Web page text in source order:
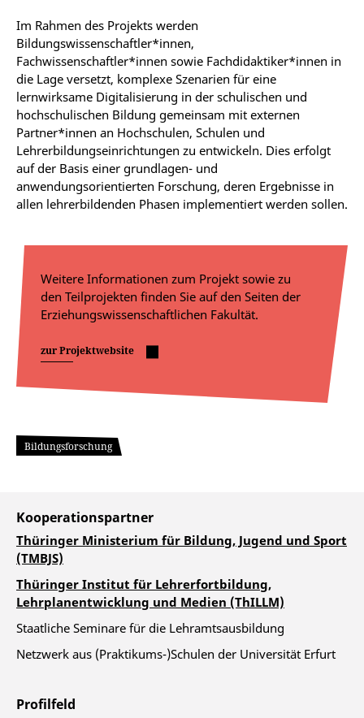
Im Rahmen des Projekts werden
Bildungswissenschaftler*innen,
Fachwissenschaftler*innen sowie Fachdidaktiker*innen in
die Lage versetzt, komplexe Szenarien für eine
lernwirksame Digitalisierung in der schulischen und
hochschulischen Bildung gemeinsam mit externen
Partner*innen an Hochschulen, Schulen und
Lehrerbildungseinrichtungen zu entwickeln. Dies erfolgt
auf der Basis einer grundlagen- und
anwendungsorientierten Forschung, deren Ergebnisse in
allen lehrerbildenden Phasen implementiert werden sollen.
Weitere Informationen zum Projekt sowie zu
den Teilprojekten finden Sie auf den Seiten der
Erziehungswissenschaftlichen Fakultät.
zur Projektwebsite
Bildungsforschung
Kooperationspartner
Thüringer Ministerium für Bildung, Jugend und Sport
(TMBJS)
Thüringer Institut für Lehrerfortbildung,
Lehrplanentwicklung und Medien (ThILLM)
Staatliche Seminare für die Lehramtsausbildung
Netzwerk aus (Praktikums-)Schulen der Universität Erfurt
Profilfeld